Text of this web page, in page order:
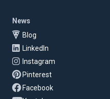
News
Blog
LinkedIn
Instagram
Pinterest
Facebook